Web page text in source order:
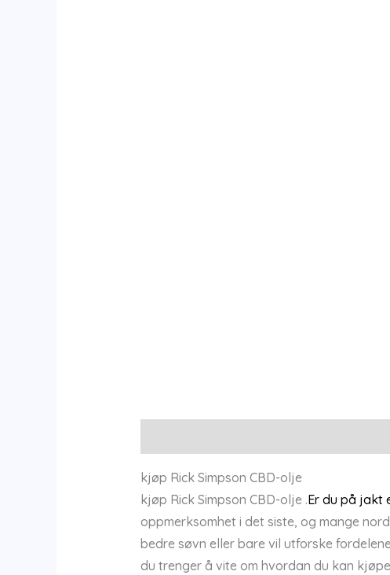
kjøp Rick Simpson CBD-olje
kjøp Rick Simpson CBD-olje .Er du på jakt
oppmerksomhet i det siste, og mange
bedre søvn eller bare vil utforske
du trenger å vite om hvordan du kan